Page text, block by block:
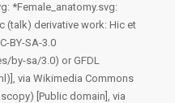
*Female_anatomy.svg:
(talk) derivative work: Hic et
BY-SA-3.0
by-sa/3.0) or GFDL
via Wikimedia Commons
[Public domain], via